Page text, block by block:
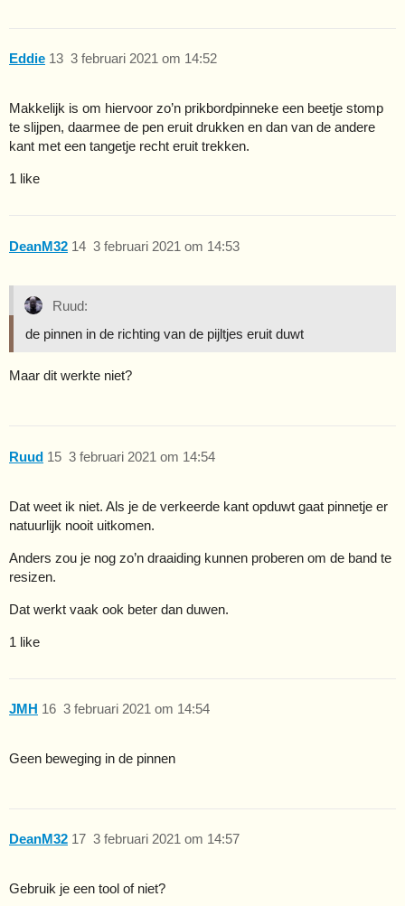
Eddie 3 februari 2021 om 14:52
13
Makkelijk is om hiervoor zo’n prikbordpinneke een beetje stomp
te slijpen, daarmee de pen eruit drukken en dan van de andere
kant met een tangetje recht eruit trekken.
1 like
DeanM32 3 februari 2021 om 14:53
14
Ruud:
de pinnen in de richting van de pijltjes eruit duwt
Maar dit werkte niet?
Ruud 3 februari 2021 om 14:54
15
Dat weet ik niet. Als je de verkeerde kant opduwt gaat pinnetje er
natuurlijk nooit uitkomen.
Anders zou je nog zo’n draaiding kunnen proberen om de band te
resizen.
Dat werkt vaak ook beter dan duwen.
1 like
JMH 3 februari 2021 om 14:54
16
Geen beweging in de pinnen
DeanM32 3 februari 2021 om 14:57
17
Gebruik je een tool of niet?